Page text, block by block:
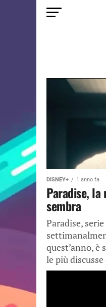
DISNEY+ 1 anno fa
Paradise, la
sembra
Paradise,
quest’anno, è
le più